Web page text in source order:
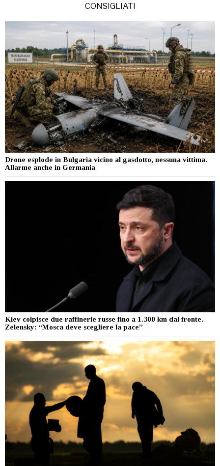
CONSIGLIATI
Drone esplode in Bulgaria vicino al gasdotto, nessuna vittima.
Allarme anche in Germania
Kiev colpisce due raffinerie russe fino a 1.300 km dal fronte.
Zelensky: “Mosca deve scegliere la pace”